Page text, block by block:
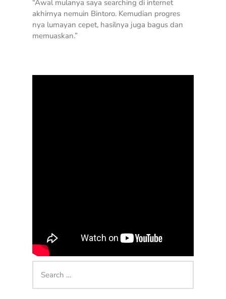
“Awal mulanya saya searching di internet
akhirnya nemuin Bintoro. Kemudian progres
nya lumayan cepet, hasilnya juga bagus dan
memuaskan.”